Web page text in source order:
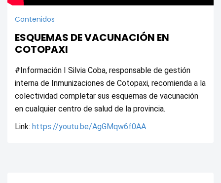
Contenidos
ESQUEMAS DE VACUNACIÓN EN
COTOPAXI
#Información I Silvia Coba, responsable de gestión
interna de Inmunizaciones de Cotopaxi, recomienda a la
colectividad completar sus esquemas de vacunación
en cualquier centro de salud de la provincia.
Link: https://youtu.be/AgGMqw6f0AA